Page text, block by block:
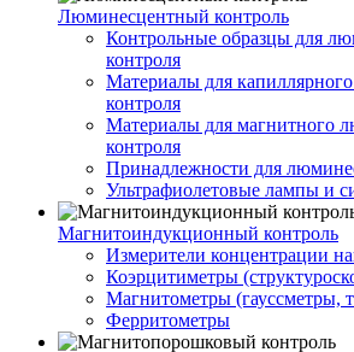
Люминесцентный контроль
Контрольные образцы для
контроля
Материалы для
контроля
Материалы для магнитного
контроля
Принадлежности для
Ультрафиолетовые лампы и
Магнитоиндукционный контроль
Измерители концентрации
Коэрцитиметры
Магнитометры (гауссметры,
Ферритометры